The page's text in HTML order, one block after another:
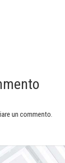
un commento.